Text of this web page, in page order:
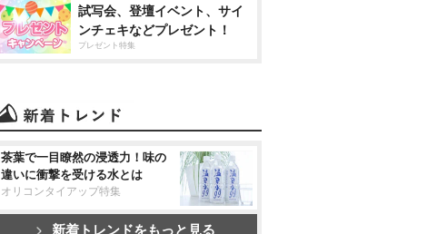
試写会、登壇イベント、サイ
ンチェキなどプレゼント！
プレゼント特集
茶葉で一目瞭然の浸透力！味の
違いに衝撃を受ける水とは
オリコンタイアップ特集
新着トレンドをもっと見る